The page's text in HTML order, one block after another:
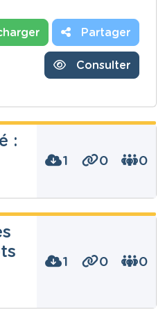
Partager
Consulter
:
1 0 0
1 0 0